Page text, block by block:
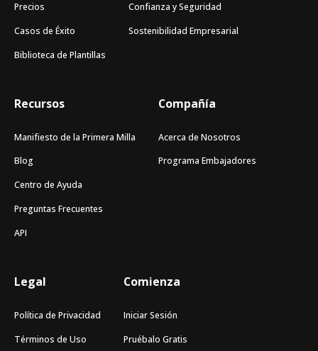
Precios
Casos de Éxito
Biblioteca de Plantillas
Confianza y Seguridad
Sostenibilidad Empresarial
Recursos
Manifiesto de la Primera Milla
Blog
Centro de Ayuda
Preguntas Frecuentes
API
Compañía
Acerca de Nosotros
Programa Embajadores
Legal
Política de Privacidad
Términos de Uso
Comienza
Iniciar Sesión
Pruébalo Gratis